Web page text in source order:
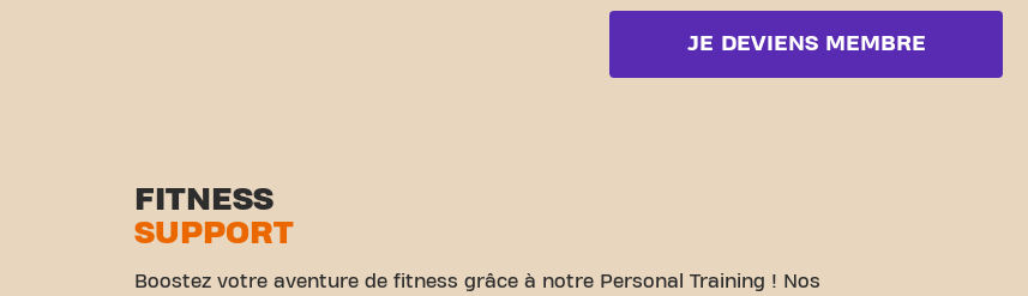
JE DEVIENS MEMBRE
FITNESS
SUPPORT
Boostez votre aventure de fitness grâce à notre Personal Training ! Nos